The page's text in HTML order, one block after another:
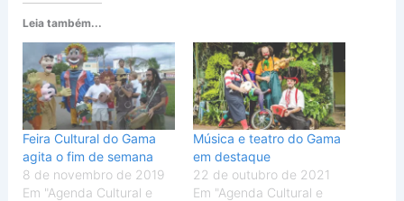
Leia também...
Feira Cultural do Gama
agita o fim de semana
8 de novembro de 2019
Em "Agenda Cultural e
Música e teatro do Gama
em destaque
22 de outubro de 2021
Em "Agenda Cultural e